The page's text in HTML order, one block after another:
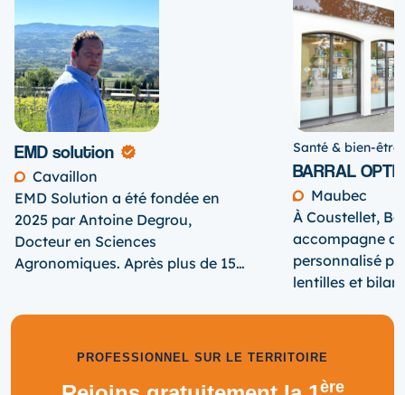
une révision complète ou l’achat de votre future
voiture, Midi Auto 84 est là pour vous accompagner.
EMD solution
Cavaillon
EMD Solution a été fondée en
2025 par Antoine Degrou,
Docteur en Sciences
Agronomiques. Après plus de 15
fait le choix naturel et profond de
Santé & bien-être
BARRAL
Maubec
À Coustellet,
accompagne
personnalisé
lentilles et
quotidien. Opticiens diplômés et
PROFESSIONNEL SUR LE TERRITOIRE
ère